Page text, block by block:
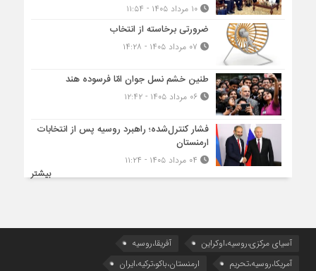
۱۰ مرداد ۱۴۰۵ - ۱۱:۵۴
ضرورتی برخاسته از انتخاب
طنین خشم نسل جوان امّا فرسوده هند
۰۶ مرداد ۱۴۰۵ - ۱۲:۴۲
فشار کنترل‌شده؛ راهبرد روسیه پس از انتخابات
ارمنستان
بیشتر
آسیای مرکزی،روسیه،اوکراین
آفریقا،روسیه
آمریکا،روسیه،تحریم
ارمنستان،باکو،ترکیه،ایران